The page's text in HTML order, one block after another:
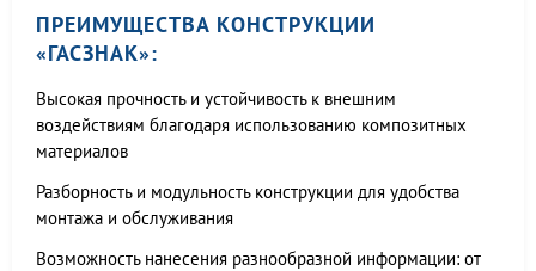
ПРЕИМУЩЕСТВА КОНСТРУКЦИИ
«ГАСЗНАК»:
Высокая прочность и устойчивость к внешним
воздействиям благодаря использованию композитных
материалов
Разборность и модульность конструкции для удобства
монтажа и обслуживания
Возможность нанесения разнообразной информации: от